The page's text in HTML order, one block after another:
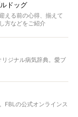
ドッグ
える前の心得、揃えて
方などをご紹介
ジナル病気辞典。愛ブ
FBLの公式オンラインス